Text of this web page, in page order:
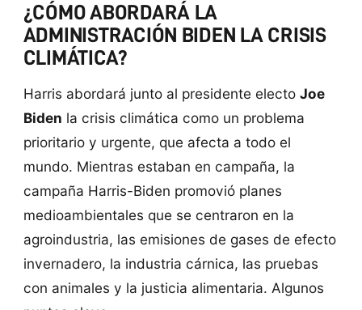
¿CÓMO ABORDARÁ LA
ADMINISTRACIÓN BIDEN LA CRISIS
CLIMÁTICA?
Harris abordará junto al presidente electo Joe
Biden la crisis climática como un problema
prioritario y urgente, que afecta a todo el
mundo. Mientras estaban en campaña, la
campaña Harris-Biden promovió planes
medioambientales que se centraron en la
agroindustria, las emisiones de gases de efecto
invernadero, la industria cárnica, las pruebas
con animales y la justicia alimentaria. Algunos